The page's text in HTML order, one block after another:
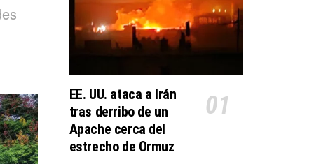
EE. UU. ataca a Irán
tras derribo de un
Apache cerca del
estrecho de Ormuz